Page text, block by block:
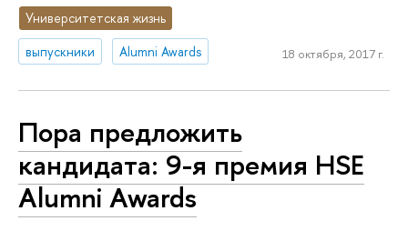
Университетская жизнь
выпускники
Alumni Awards 18 октября, 2017 г.
Пора предложить
кандидата: 9-я премия HSE
Alumni Awards